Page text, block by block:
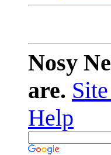
Nosy
are.
Help